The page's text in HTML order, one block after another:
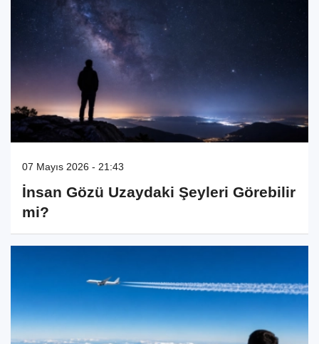
07 Mayıs 2026 - 21:43
İnsan Gözü Uzaydaki Şeyleri Görebilir
mi?